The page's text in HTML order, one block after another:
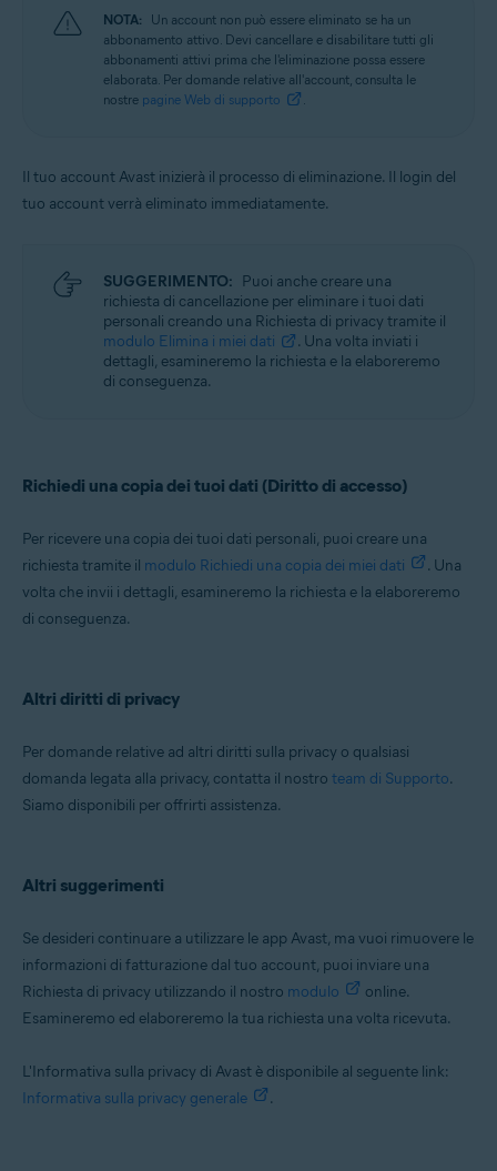
NOTA:
Un account non può essere eliminato se ha un
abbonamento attivo. Devi cancellare e disabilitare tutti gli
abbonamenti attivi prima che l'eliminazione possa essere
elaborata. Per domande relative all'account, consulta le
nostre pagine Web di supporto .
Il tuo account Avast inizierà il processo di eliminazione. Il login del
tuo account verrà eliminato immediatamente.
SUGGERIMENTO: Puoi anche creare una
richiesta di cancellazione per eliminare i tuoi dati
personali creando una Richiesta di privacy tramite il
modulo Elimina i miei dati
. Una volta inviati i
dettagli, esamineremo la richiesta e la elaboreremo
di conseguenza.
Richiedi una copia dei tuoi dati (Diritto di accesso)
Per ricevere una copia dei tuoi dati personali, puoi creare una
richiesta tramite il modulo Richiedi una copia dei miei dati
. Una
volta che invii i dettagli, esamineremo la richiesta e la elaboreremo
di conseguenza.
Altri diritti di privacy
Per domande relative ad altri diritti sulla privacy o qualsiasi
domanda legata alla privacy, contatta il nostro team di Supporto.
Siamo disponibili per offrirti assistenza.
Altri suggerimenti
Se desideri continuare a utilizzare le app Avast, ma vuoi rimuovere le
informazioni di fatturazione dal tuo account, puoi inviare una
Richiesta di privacy utilizzando il nostro modulo
online.
Esamineremo ed elaboreremo la tua richiesta una volta ricevuta.
L'Informativa sulla privacy di Avast è disponibile al seguente link:
Informativa sulla privacy generale
.